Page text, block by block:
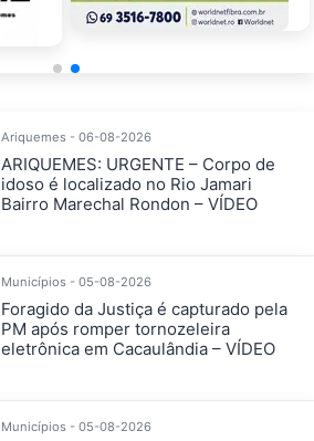
Ariquemes - 06-08-2026
ARIQUEMES: URGENTE – Corpo de
idoso é localizado no Rio Jamari
Bairro Marechal Rondon – VÍDEO
Municípios - 05-08-2026
Foragido da Justiça é capturado pela
PM após romper tornozeleira
eletrônica em Cacaulândia – VÍDEO
Municípios - 05-08-2026